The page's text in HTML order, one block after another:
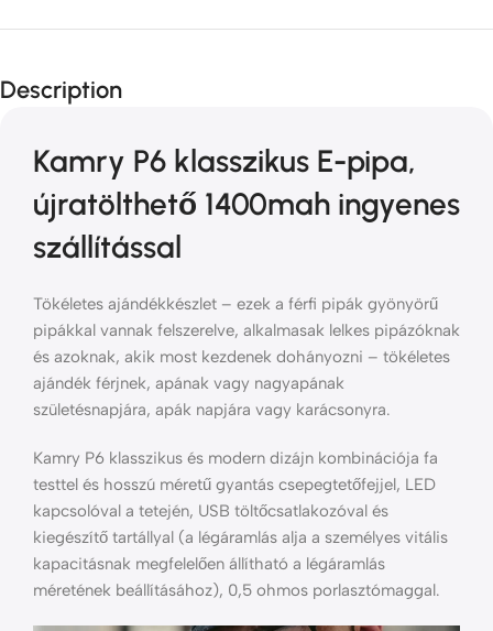
Description
Kamry P6 klasszikus E-pipa,
újratölthető 1400mah ingyenes
szállítással
Tökéletes ajándékkészlet – ezek a férfi pipák gyönyörű
pipákkal vannak felszerelve, alkalmasak lelkes pipázóknak
és azoknak, akik most kezdenek dohányozni – tökéletes
ajándék férjnek, apának vagy nagyapának
születésnapjára, apák napjára vagy karácsonyra.
Kamry P6 klasszikus és modern dizájn kombinációja fa
testtel és hosszú méretű gyantás csepegtetőfejjel, LED
kapcsolóval a tetején, USB töltőcsatlakozóval és
kiegészítő tartállyal (a légáramlás alja a személyes vitális
kapacitásnak megfelelően állítható a légáramlás
méretének beállításához), 0,5 ohmos porlasztómaggal.